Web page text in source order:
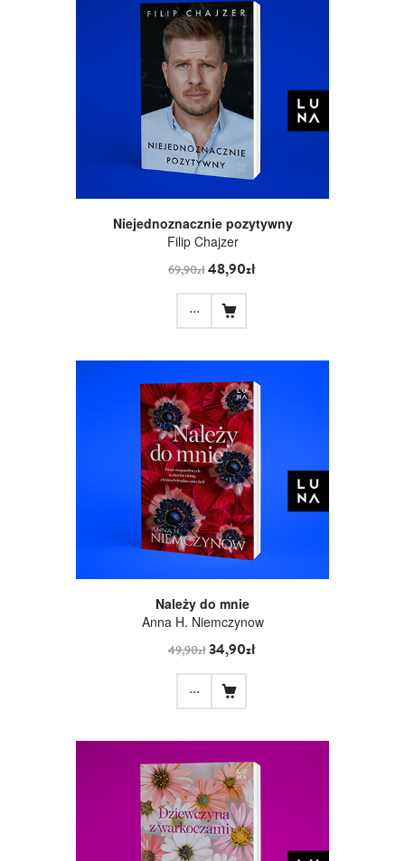
Niejednoznacznie pozytywny
Filip Chajzer
69,90zł48,90zł
...
Należy do mnie
Anna H. Niemczynow
49,90zł34,90zł
...